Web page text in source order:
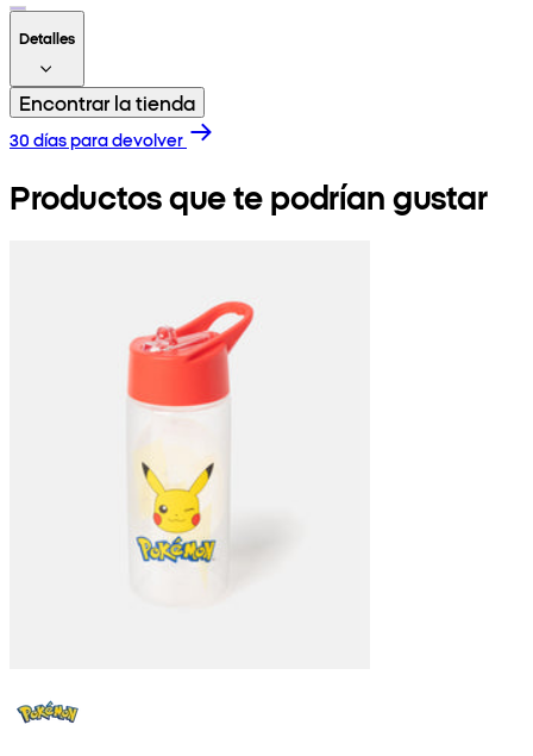
Detalles
Encontrar la tienda
30 días para devolver
Productos que te podrían gustar